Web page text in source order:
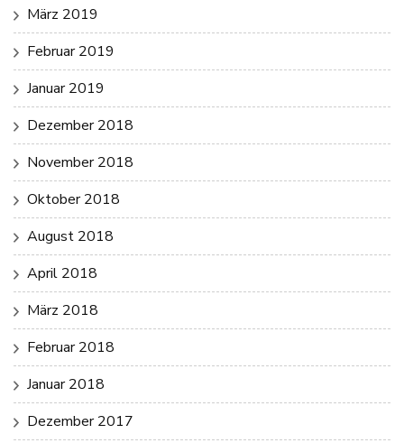
März 2019
Februar 2019
Januar 2019
Dezember 2018
November 2018
Oktober 2018
August 2018
April 2018
März 2018
Februar 2018
Januar 2018
Dezember 2017